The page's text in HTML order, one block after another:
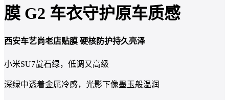
膜 G2 车衣守护原车质感
西安车艺尚老店贴膜 硬核防护持久亮泽
小米SU7靛石绿，低调又高级
深绿中透着金属冷感，光影下像墨玉般温润